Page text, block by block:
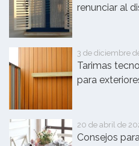
renunciar al
3 de diciembre
Tarimas
para
20 de abril de
Consejos